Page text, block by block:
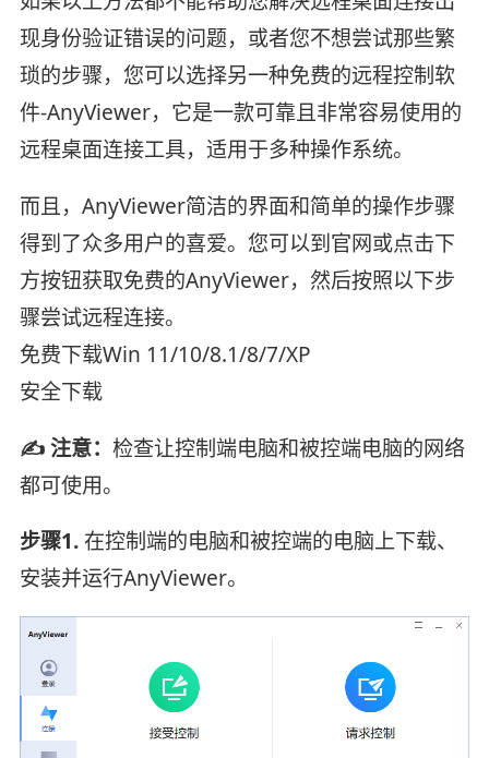
现身份验证错误的问题，或者您不想尝试那些繁
琐的步骤，您可以选择另一种免费的远程控制软
件-AnyViewer，它是一款可靠且非常容易使用的
远程桌面连接工具，适用于多种操作系统。
而且，AnyViewer简洁的界面和简单的操作步骤
得到了众多用户的喜爱。您可以到官网或点击下
方按钮获取免费的AnyViewer，然后按照以下步
骤尝试远程连接。
免费下载Win 11/10/8.1/8/7/XP
安全下载
✍ 注意： 检查让控制端电脑和被控端电脑的网络
都可使用。
步骤1.在控制端的电脑和被控端的电脑上下载、
安装并运行AnyViewer。